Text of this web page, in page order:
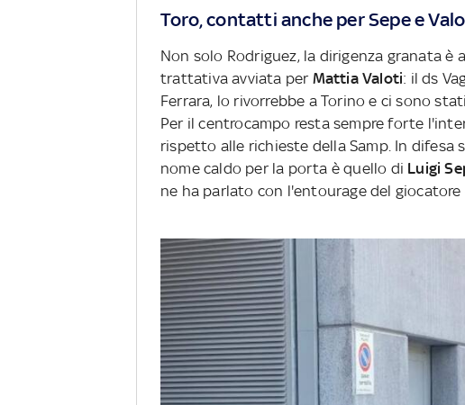
Toro, contatti anche per Sepe e
Non solo Rodriguez, la dirigenza granata è
trattativa avviata per Mattia Valoti: il ds
Ferrara, lo rivorrebbe a Torino e ci sono
Per il centrocampo resta sempre forte
rispetto alle richieste della Samp. In difesa
nome caldo per la porta è quello di Luigi
ne ha parlato con l'entourage del giocatore